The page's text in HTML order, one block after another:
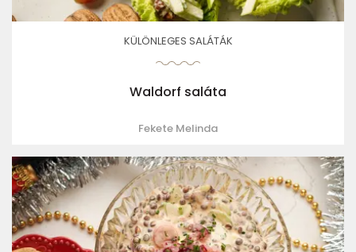
KÜLÖNLEGES SALÁTÁK
Waldorf saláta
Fekete Melinda